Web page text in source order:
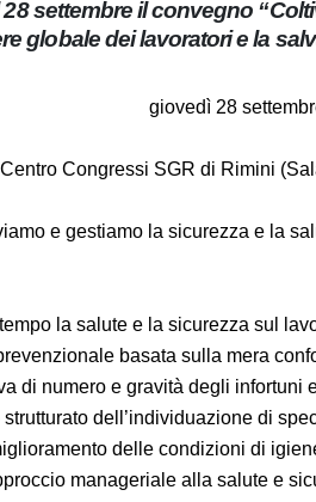
28 settembre il convegno
globale dei lavoratori e la
giovedì 28
Centro Congressi SGR di Rimini
e gestiamo la sicurezza e la
la salute e la sicurezza
La strategia prevenzionale
la riduzione significativa di
per un approccio
porti a risultati misurabili di